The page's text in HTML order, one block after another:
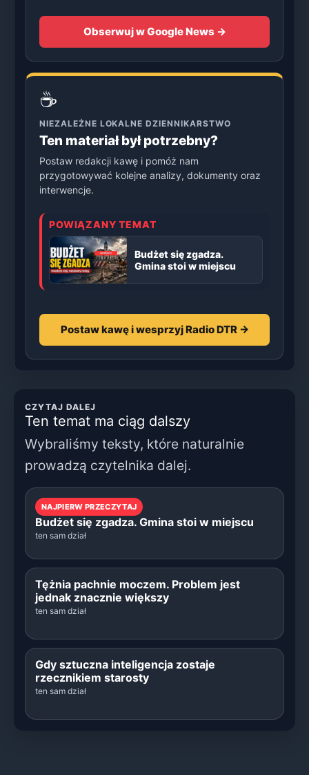
Obserwuj w Google News →
☕
NIEZALEŻNE LOKALNE DZIENNIKARSTWO
Ten materiał był potrzebny?
Postaw redakcji kawę i pomóż nam
przygotowywać kolejne analizy, dokumenty oraz
interwencje.
POWIĄZANY TEMAT
Budżet się zgadza.
Gmina stoi w miejscu
Postaw kawę i wesprzyj Radio DTR →
CZYTAJ DALEJ
Ten temat ma ciąg dalszy
Wybraliśmy teksty, które naturalnie
prowadzą czytelnika dalej.
NAJPIERW PRZECZYTAJ
Budżet się zgadza. Gmina stoi w miejscu
ten sam dział
Tężnia pachnie moczem. Problem jest
jednak znacznie większy
ten sam dział
Gdy sztuczna inteligencja zostaje
rzecznikiem starosty
ten sam dział